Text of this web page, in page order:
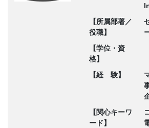
【所属部署／
役職】
【学位・資
格】
【経 験】
【関心キーワ
ード】